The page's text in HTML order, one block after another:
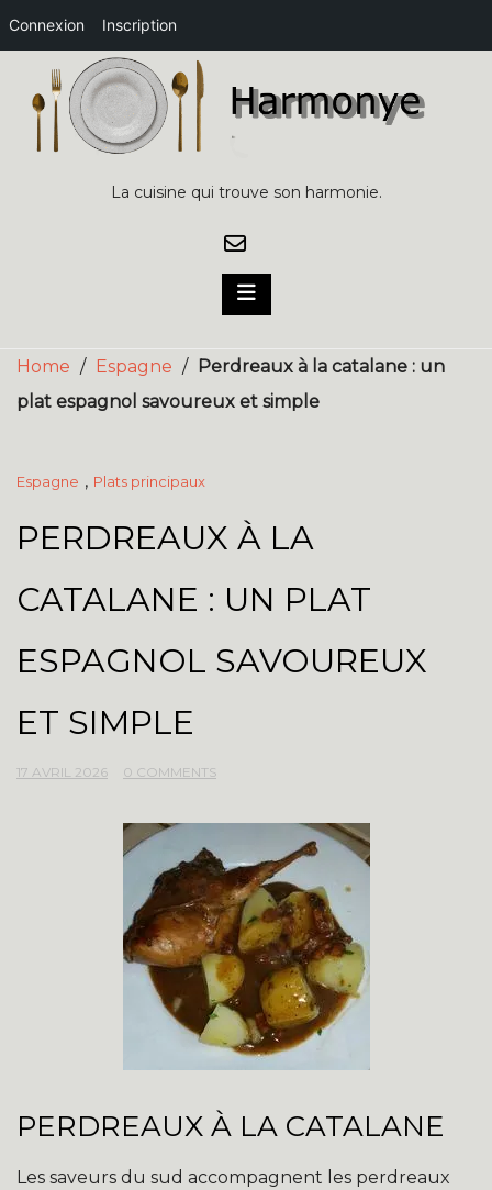
Connexion Inscription
content
La cuisine qui trouve son harmonie.
Home / Espagne /
Perdreaux à la catalane : un
plat espagnol savoureux et simple
Espagne , Plats principaux
PERDREAUX À LA
CATALANE : UN PLAT
ESPAGNOL SAVOUREUX
ET SIMPLE
17 AVRIL 2026 0 COMMENTS
PERDREAUX À LA CATALANE
Les saveurs du sud accompagnent les perdreaux